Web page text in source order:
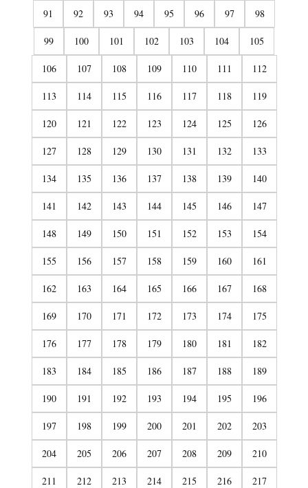
91 92 93 94 95 96 97 98
99 100 101 102 103 104 105
106 107 108 109 110 111 112
113 114 115 116 117 118 119
120 121 122 123 124 125 126
127 128 129 130 131 132 133
134 135 136 137 138 139 140
141 142 143 144 145 146 147
148 149 150 151 152 153 154
155 156 157 158 159 160 161
162 163 164 165 166 167 168
169 170 171 172 173 174 175
176 177 178 179 180 181 182
183 184 185 186 187 188 189
190 191 192 193 194 195 196
197 198 199 200 201 202 203
204 205 206 207 208 209 210
211 212 213 214 215 216 217